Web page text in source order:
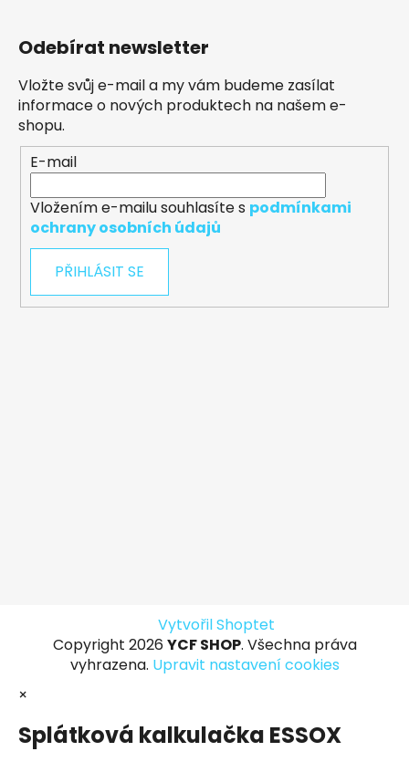
Odebírat newsletter
Vložte svůj e-mail a my vám budeme zasílat
informace o nových produktech na našem e-
shopu.
E-mail
Vložením e-mailu souhlasíte s podmínkami
ochrany osobních údajů
PŘIHLÁSIT SE
Vytvořil Shoptet
Copyright 2026 YCF SHOP. Všechna práva
vyhrazena. Upravit nastavení cookies
×
Splátková kalkulačka ESSOX